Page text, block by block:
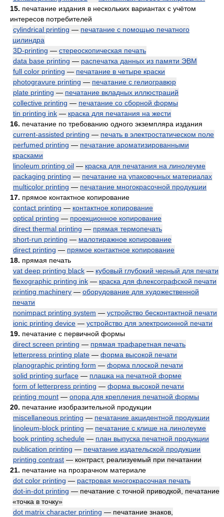
15. печатание издания в нескольких вариантах с учётом
интересов потребителей
cylindrical printing — печатание с помощью печатного
цилиндра
3D-printing — стереоскопическая печать
data base printing — распечатка данных из памяти ЭВМ
full color printing — печатание в четыре краски
photogravure printing — печатание с гелиогравюр
plate printing — печатание вкладных иллюстраций
collective printing — печатание со сборной формы
tin printing ink — краска для печатания на жести
16. печатание по требованию одного экземпляра издания
current-assisted printing — печать в электростатическом поле
perfumed printing — печатание ароматизированными
красками
linoleum printing oil — краска для печатания на линолеуме
packaging printing — печатание на упаковочных материалах
multicolor printing — печатание многокрасочной продукции
17. прямое контактное копирование
contact printing — контактное копирование
optical printing — проекционное копирование
direct thermal printing — прямая термопечать
short-run printing — малотиражное копирование
direct printing — прямое контактное копирование
18. прямая печать
vat deep printing black — кубовый глубокий черный для печати
flexographic printing ink — краска для флексографской печати
printing machinery — оборудование для художественной
печати
nonimpact printing system — устройство бесконтактной печати
ionic printing device — устройство для электроионной печати
19. печатание с первичной формы
direct screen printing — прямая трафаретная печать
letterpress printing plate — форма высокой печати
planographic printing form — форма плоской печати
solid printing surface — плашка на печатной форме
form of letterpress printing — форма высокой печати
printing mount — опора для крепления печатной формы
20. печатание изобразительной продукции
miscellaneous printing — печатание акцидентной продукции
linoleum-block printing — печатание с клише на линолеуме
book printing schedule — план выпуска печатной продукции
publication printing — печатание издательской продукции
printing contrast — контраст, реализуемый при печатании
21. печатание на прозрачном материале
dot color printing — растровая многокрасочная печать
dot-in-dot printing — печатание с точной приводкой, печатание
«точка в точку»
dot matrix character printing — печатание знаков,